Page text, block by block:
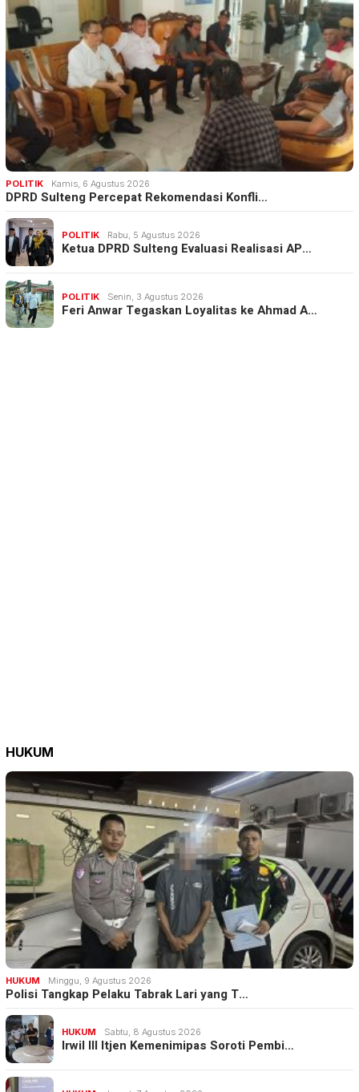
POLITIK Kamis, 6 Agustus 2026
DPRD Sulteng Percepat Rekomendasi Konfli…
POLITIK Rabu, 5 Agustus 2026
Ketua DPRD Sulteng Evaluasi Realisasi AP…
POLITIK Senin, 3 Agustus 2026
Feri Anwar Tegaskan Loyalitas ke Ahmad A…
HUKUM
HUKUM Minggu, 9 Agustus 2026
Polisi Tangkap Pelaku Tabrak Lari yang T…
HUKUM Sabtu, 8 Agustus 2026
Irwil III Itjen Kemenimipas Soroti Pembi…